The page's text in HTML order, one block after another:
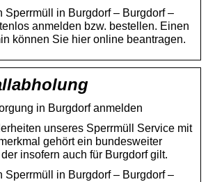
Sperrmüll in Burgdorf – Burgdorf –
anmelden bzw. bestellen. Einen
können Sie hier online beantragen.
in Burgdorf anmelden
unseres Sperrmüll Service mit
gehört ein bundesweiter
insofern auch für Burgdorf gilt.
Sperrmüll in Burgdorf – Burgdorf –